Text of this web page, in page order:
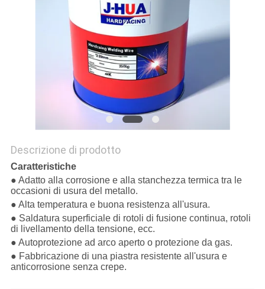
Descrizione di prodotto
Caratteristiche
● Adatto alla corrosione e alla stanchezza termica tra le
occasioni di usura del metallo.
● Alta temperatura e buona resistenza all'usura.
● Saldatura superficiale di rotoli di fusione continua, rotoli
di livellamento della tensione, ecc.
● Autoprotezione ad arco aperto o protezione da gas.
● Fabbricazione di una piastra resistente all'usura e
anticorrosione senza crepe.